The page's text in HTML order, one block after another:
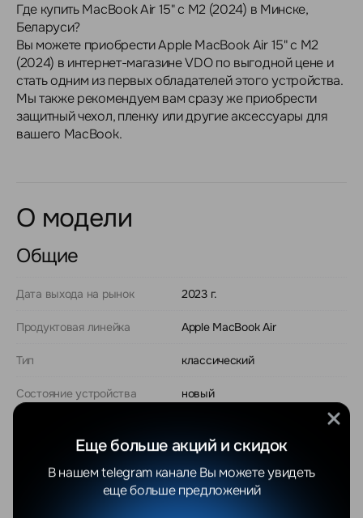
Где купить MacBook Air 15" с M2 (2024) в Минске,
Беларуси?
Вы можете приобрести Apple MacBook Air 15" с M2
(2024) в интернет-магазине VDO по выгодной цене и
стать одним из первых обладателей этого устройства.
Мы также рекомендуем вам сразу же приобрести
защитный чехол, пленку или другие аксессуары для
вашего MacBook.
О модели
Общие
Дата выхода на рынок 2023 г.
Продуктовая линейка Apple MacBook Air
Тип классический
Состояние устройства новый
Процессор Apple M2
Еще больше акций и скидок
В нашем telegram канале Вы можете увидеть
еще больше предложений